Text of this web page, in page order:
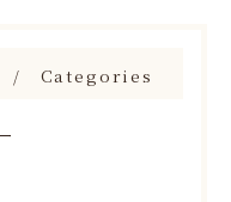
Categories